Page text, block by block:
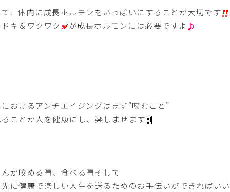
、体内に成長ホルモンをいっぱいにすることが大切です
ドキ＆ワクワク
が成長ホルモンには必要ですよ
おけるアンチエイジングはまず“咬むこと”
ことが人を健康にし、楽しませます
が咬める事、食べる事そして
に健康で楽しい人生を送るためのお手伝いができればい